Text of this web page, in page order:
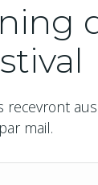
recevront
par mail.